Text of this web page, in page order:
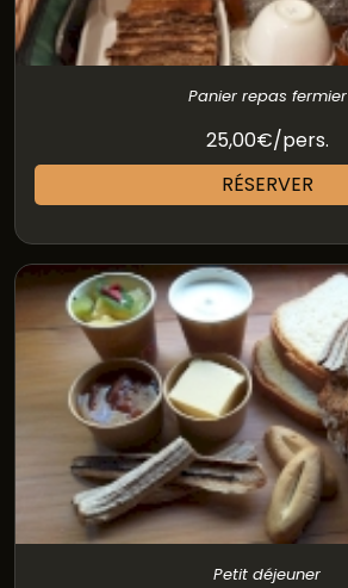
Panier repas fermier
25,00€/pers.
RÉSERVER
Petit déjeuner